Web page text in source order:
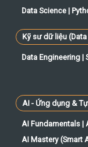
Data Science |
Kỹ sư dữ liệu
Data Engineering |
AI - Ứng dụng &
AI Fundamentals |
AI Mastery (Smart